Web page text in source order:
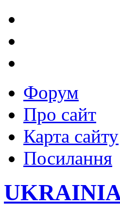
Форум
Про сайт
Карта сайту
Посилання